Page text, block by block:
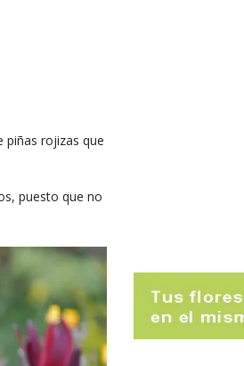
piñas rojizas que
puesto que no